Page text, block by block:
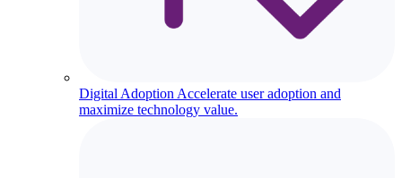
Digital Adoption Accelerate user adoption and
maximize technology value.